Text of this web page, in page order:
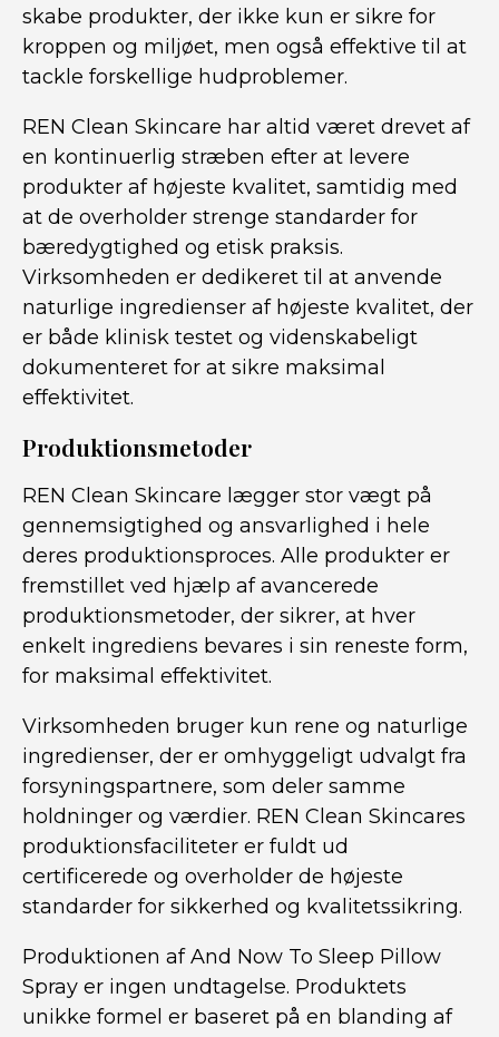
skabe produkter, der ikke kun er sikre for
kroppen og miljøet, men også effektive til at
tackle forskellige hudproblemer.
REN Clean Skincare har altid været drevet af
en kontinuerlig stræben efter at levere
produkter af højeste kvalitet, samtidig med
at de overholder strenge standarder for
bæredygtighed og etisk praksis.
Virksomheden er dedikeret til at anvende
naturlige ingredienser af højeste kvalitet, der
er både klinisk testet og videnskabeligt
dokumenteret for at sikre maksimal
effektivitet.
Produktionsmetoder
REN Clean Skincare lægger stor vægt på
gennemsigtighed og ansvarlighed i hele
deres produktionsproces. Alle produkter er
fremstillet ved hjælp af avancerede
produktionsmetoder, der sikrer, at hver
enkelt ingrediens bevares i sin reneste form,
for maksimal effektivitet.
Virksomheden bruger kun rene og naturlige
ingredienser, der er omhyggeligt udvalgt fra
forsyningspartnere, som deler samme
holdninger og værdier. REN Clean Skincares
produktionsfaciliteter er fuldt ud
certificerede og overholder de højeste
standarder for sikkerhed og kvalitetssikring.
Produktionen af And Now To Sleep Pillow
Spray er ingen undtagelse. Produktets
unikke formel er baseret på en blanding af